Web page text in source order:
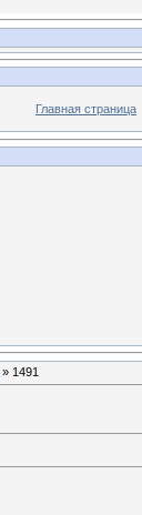
Главная страница
» 1491